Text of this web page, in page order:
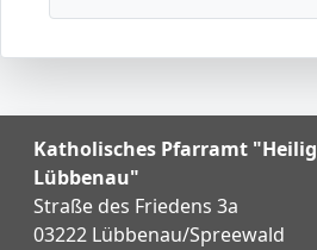
Katholisches Pfarramt
Lübbenau"
Straße des Friedens 3a
03222 Lübbenau/Spreewald